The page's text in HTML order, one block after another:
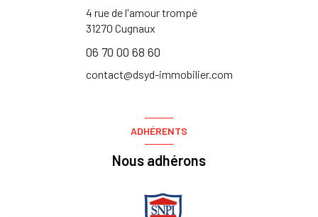
4 rue de l'amour trompé
31270 Cugnaux
06 70 00 68 60
contact@dsyd-immobilier.com
ADHÉRENTS
Nous adhérons